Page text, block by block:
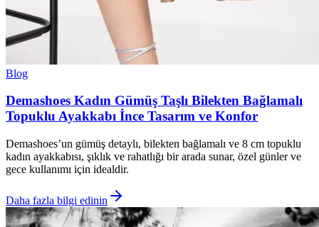
Blog
Demashoes Kadın Gümüş Taşlı Bilekten Bağlamalı
Topuklu Ayakkabı İnce Tasarım ve Konfor
Demashoes’un gümüş detaylı, bilekten bağlamalı ve 8 cm topuklu
kadın ayakkabısı, şıklık ve rahatlığı bir arada sunar, özel günler ve
gece kullanımı için idealdir.
Daha fazla bilgi edinin